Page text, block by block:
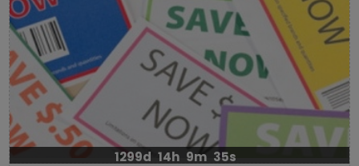
1299d 14h 9m 35s